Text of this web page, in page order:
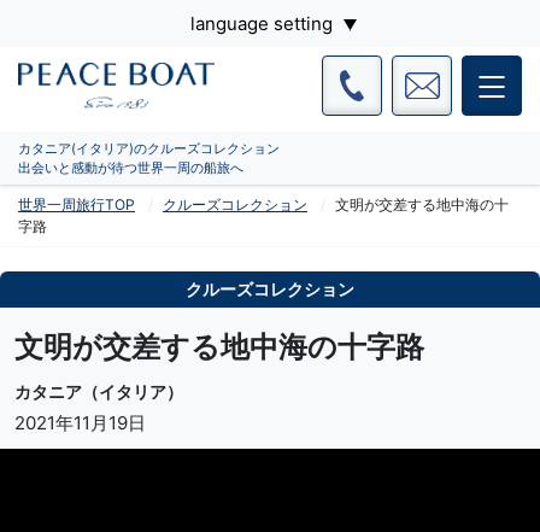
language setting
カタニア(イタリア)のクルーズコレクション
出会いと感動が待つ世界一周の船旅へ
世界一周旅行TOP クルーズコレクション
文明が交差する地中海の十
字路
クルーズコレクション
文明が交差する地中海の十字路
カタニア（イタリア）
2021年11月19日